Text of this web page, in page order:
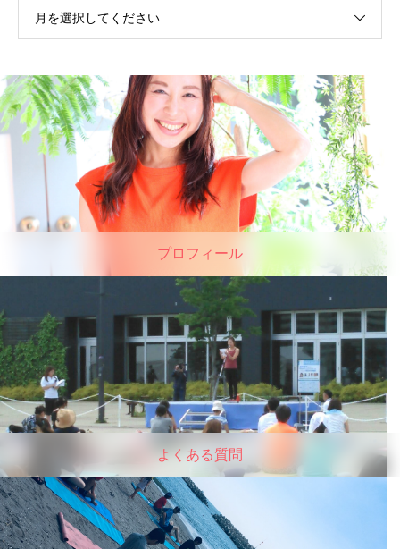
月を選択してください
プロフィール
よくある質問